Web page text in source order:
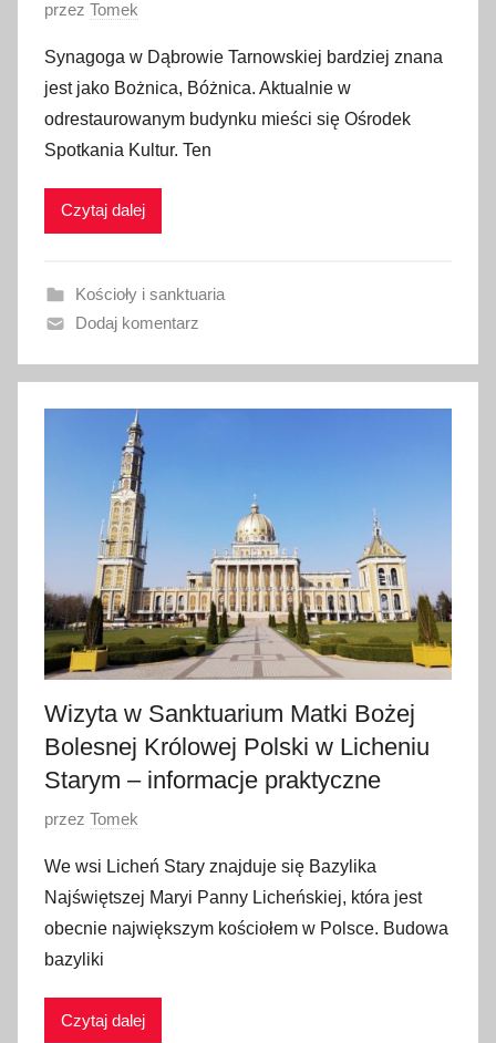
O
u
b
l
i
w
n
o
0
s
i
a
2
0
przez Tomek
Synagoga w Dąbrowie Tarnowskiej bardziej znana
jest jako Bożnica, Bóżnica. Aktualnie w
odrestaurowanym budynku mieści się Ośrodek
Spotkania Kultur. Ten
Czytaj dalej
Kościoły i sanktuaria
Dodaj komentarz
Wizyta w Sanktuarium Matki Bożej
Bolesnej Królowej Polski w Licheniu
Starym – informacje praktyczne
O
u
b
l
i
przez Tomek
We wsi Licheń Stary znajduje się Bazylika
Najświętszej Maryi Panny Licheńskiej, która jest
obecnie największym kościołem w Polsce. Budowa
bazyliki
Czytaj dalej